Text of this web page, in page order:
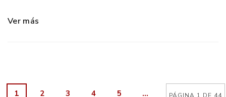
Ver más
1 2 3 4 5 ...